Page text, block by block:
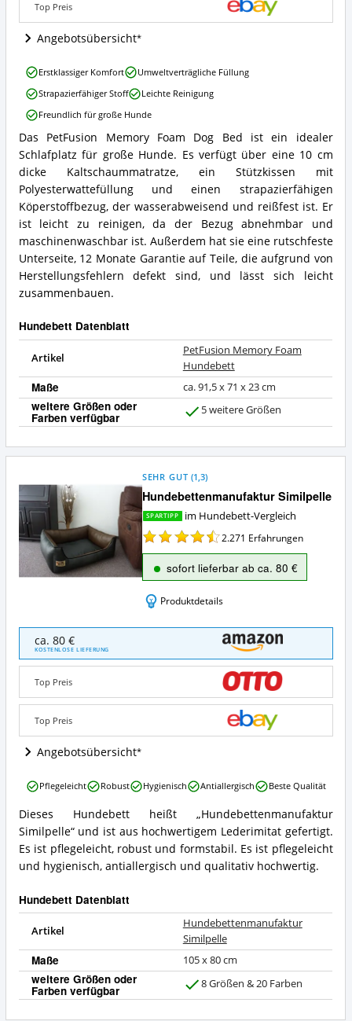
dieses
Hundebett
erhältlich?
Top Preis
Angebotsübersicht
PetFusion
Memory
Foam
Hundebett
Zusammenfassung:
Was
bietet
dieses
Hundebett?
Das PetFusion Memory Foam Dog Bed ist ein idealer
Schlafplatz für große Hunde. Es verfügt über eine 10 cm
dicke Kaltschaummatratze, ein Stützkissen mit
Polyesterwattefüllung und einen strapazierfähigen
Köperstoffbezug, der wasserabweisend und reißfest ist. Er
ist leicht zu reinigen, da der Bezug abnehmbar und
maschinenwaschbar ist. Außerdem hat sie eine rutschfeste
Unterseite, 12 Monate Garantie auf Teile, die aufgrund von
Herstellungsfehlern defekt sind, und lässt sich leicht
zusammenbauen.
Hundebett Datenblatt
Artikel
PetFusion Memory Foam
Hundebett
Maße ca. 91,5 x 71 x 23 cm
weitere Größen oder
Farben verfügbar 5 weitere Größen
PetFusion
Memory
Foam
Hundebett
Vorteile:
Was
spricht
für
dieses
Hundebett?
Erstklassiger Komfort
Umweltverträgliche Füllung
Strapazierfähiger Stoff
Leichte Reinigung
Freundlich für große Hunde
Hundebettenmanufaktur Similpelle
SEHR GUT (1,3)
SPARTIPP im Hundebett-Vergleich
2.271 Erfahrungen
sofort lieferbar ab ca. 80 €
Produktdetails
Hundebettenmanufaktur
Similpelle
Angebote:
dieses
Hundebett
erhältlich?
ca. 80 €
KOSTENLOSE LIEFERUNG
Top Preis
Top Preis
Angebotsübersicht
Hundebettenmanufaktur
Similpelle
Zusammenfassung:
Was
Hundebett?
Dieses Hundebett heißt „Hundebettenmanufaktur
Similpelle“ und ist aus hochwertigem Lederimitat gefertigt.
Es ist pflegeleicht, robust und formstabil. Es ist pflegeleicht
und hygienisch, antiallergisch und qualitativ hochwertig.
Hundebett Datenblatt
Artikel
Hundebettenmanufaktur
Similpelle
Maße 105 x 80 cm
weitere Größen oder
Farben verfügbar 8 Größen & 20 Farben
Hundebettenmanufaktur
Similpelle
Vorteile:
Was
spricht
für
dieses
Pflegeleicht Robust Hygienisch Antiallergisch Beste Qualität